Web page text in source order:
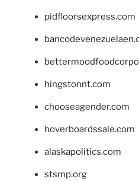
pidfloorsexpress.com
hingstonnt.com
chooseagender.com
hoverboardssale.com
alaskapolitics.com
stsmp.org